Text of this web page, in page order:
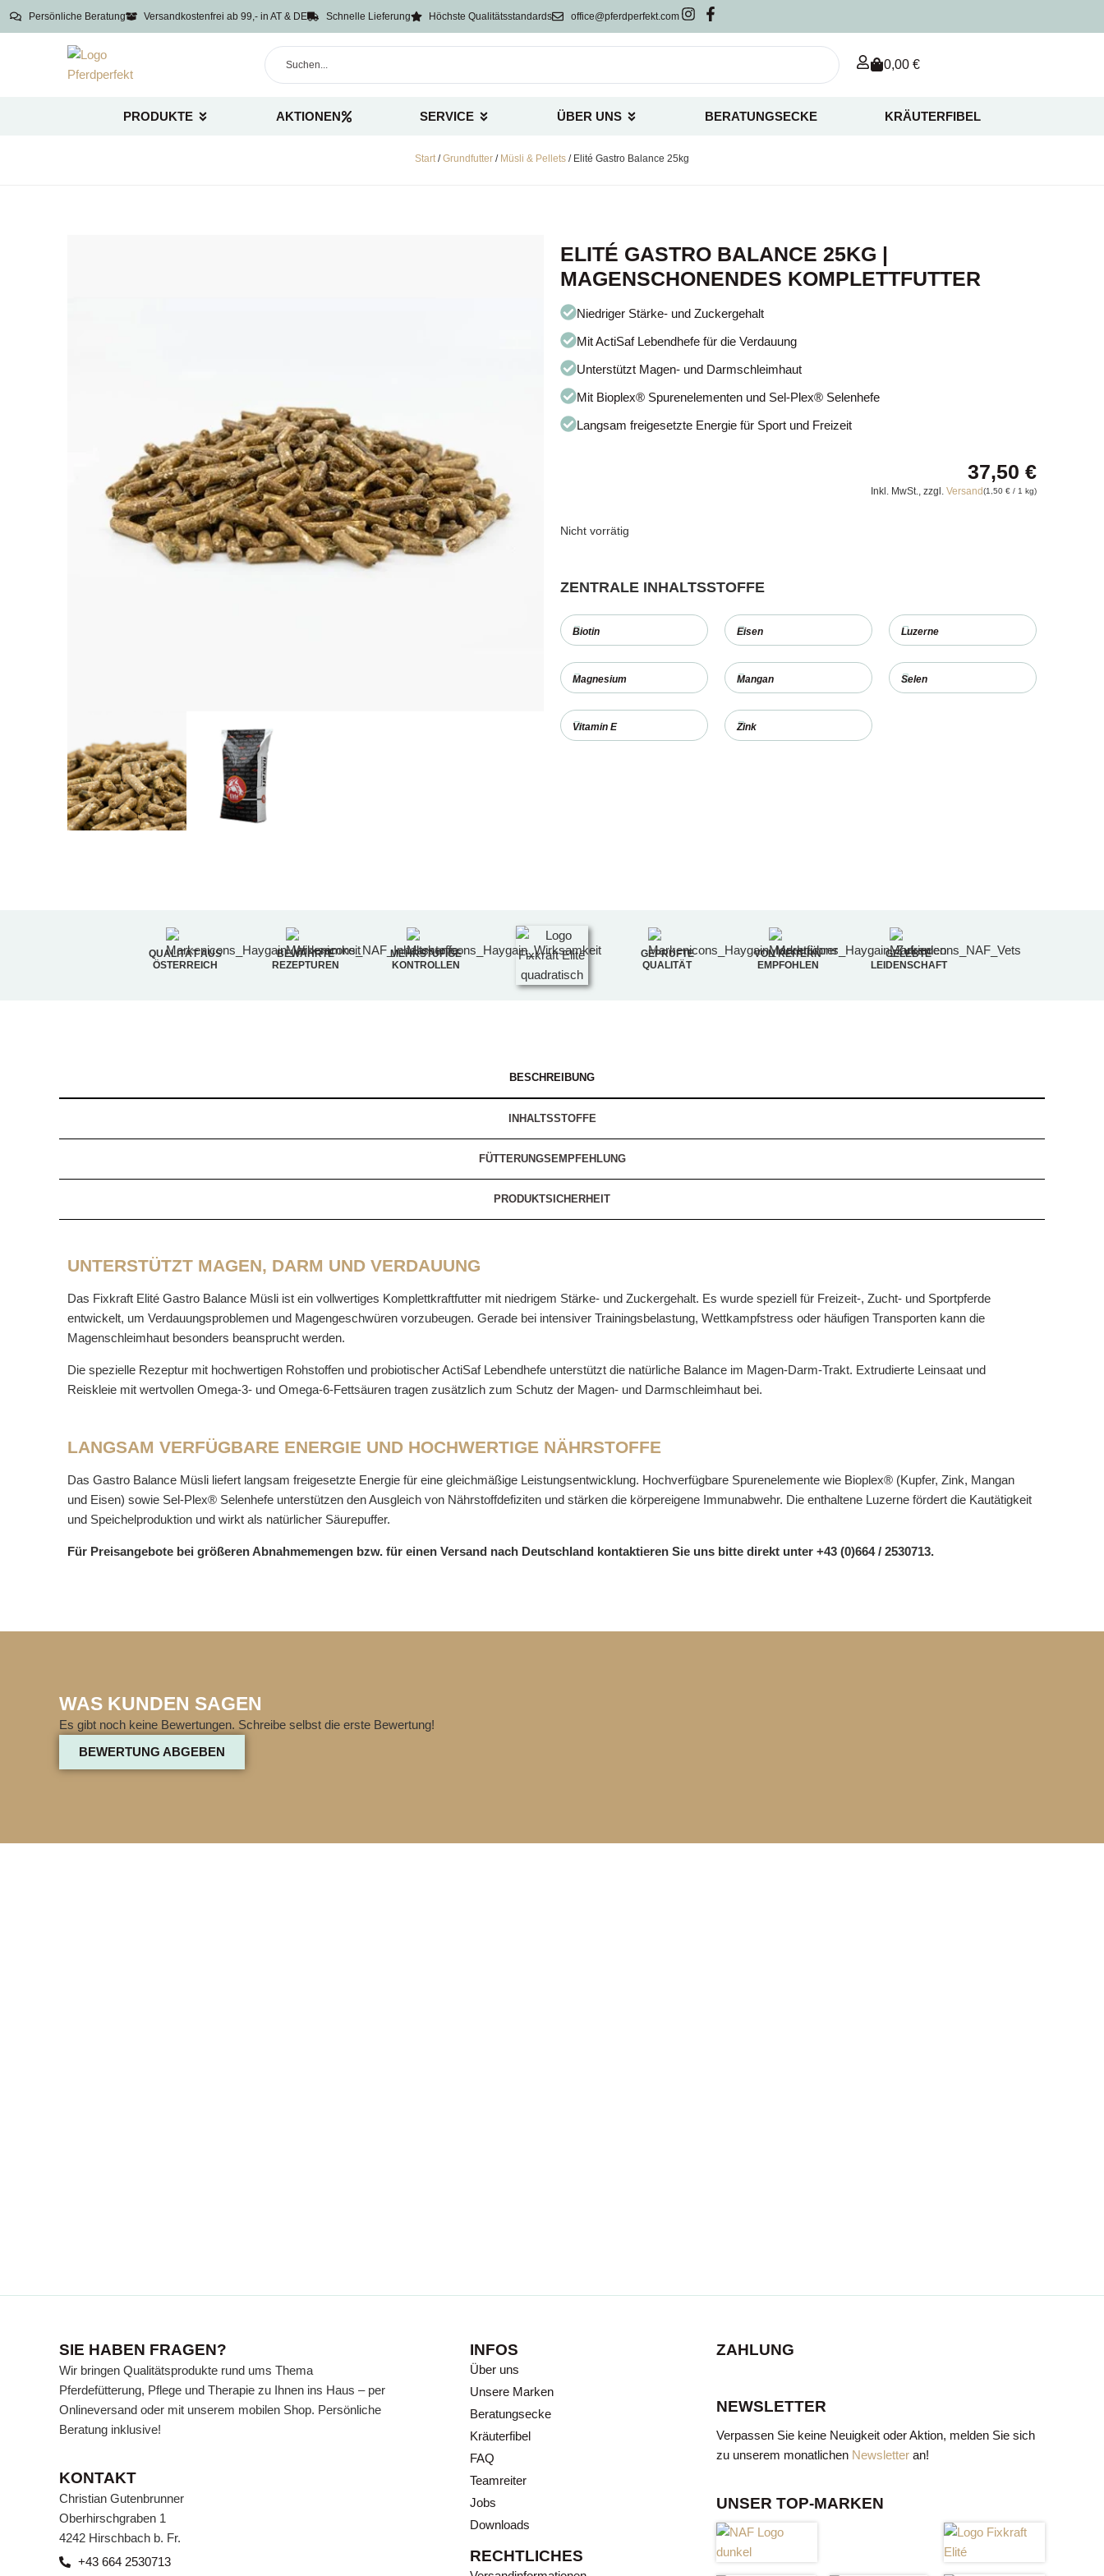
Persönliche Beratung Versandkostenfrei ab 99,- in AT & DE Schnelle Lieferung Höchste Qualitätsstandards office@pferdperfekt.com
0,00 €
PRODUKTE AKTIONEN SERVICE ÜBER UNS BERATUNGSECKE KRÄUTERFIBEL
Start /Grundfutter / Müsli & Pellets / Elité Gastro Balance 25kg
ELITÉ GASTRO BALANCE 25KG |
MAGENSCHONENDES KOMPLETTFUTTER
Niedriger Stärke- und Zuckergehalt
Mit ActiSaf Lebendhefe für die Verdauung
Unterstützt Magen- und Darmschleimhaut
Mit Bioplex® Spurenelementen und Sel-Plex® Selenhefe
Langsam freigesetzte Energie für Sport und Freizeit
37,50 €
Inkl. MwSt., zzgl. Versand(1,50 € / 1 kg)
Nicht vorrätig
ZENTRALE INHALTSSTOFFE
Biotin Eisen Luzerne
Magnesium Mangan Selen
Vitamin E Zink
QUALITÄT AUS
ÖSTERREICH
BEWÄHRTE
REZEPTUREN
MEHRSTUFIGE
KONTROLLEN
GEPRÜFTE
QUALITÄT
VON REITERN
EMPFOHLEN
GELEBTE
LEIDENSCHAFT
BESCHREIBUNG
INHALTSSTOFFE
FÜTTERUNGSEMPFEHLUNG
PRODUKTSICHERHEIT
UNTERSTÜTZT MAGEN, DARM UND VERDAUUNG
Das Fixkraft Elité Gastro Balance Müsli ist ein vollwertiges Komplettkraftfutter mit niedrigem Stärke- und Zuckergehalt. Es wurde speziell für Freizeit-, Zucht- und Sportpferde
entwickelt, um Verdauungsproblemen und Magengeschwüren vorzubeugen. Gerade bei intensiver Trainingsbelastung, Wettkampfstress oder häufigen Transporten kann die
Magenschleimhaut besonders beansprucht werden.
Die spezielle Rezeptur mit hochwertigen Rohstoffen und probiotischer ActiSaf Lebendhefe unterstützt die natürliche Balance im Magen-Darm-Trakt. Extrudierte Leinsaat und
Reiskleie mit wertvollen Omega-3- und Omega-6-Fettsäuren tragen zusätzlich zum Schutz der Magen- und Darmschleimhaut bei.
LANGSAM VERFÜGBARE ENERGIE UND HOCHWERTIGE NÄHRSTOFFE
Das Gastro Balance Müsli liefert langsam freigesetzte Energie für eine gleichmäßige Leistungsentwicklung. Hochverfügbare Spurenelemente wie Bioplex® (Kupfer, Zink, Mangan
und Eisen) sowie Sel-Plex® Selenhefe unterstützen den Ausgleich von Nährstoffdefiziten und stärken die körpereigene Immunabwehr. Die enthaltene Luzerne fördert die Kautätigkeit
und Speichelproduktion und wirkt als natürlicher Säurepuffer.
Für Preisangebote bei größeren Abnahmemengen bzw. für einen Versand nach Deutschland kontaktieren Sie uns bitte direkt unter +43 (0)664 / 2530713.
WAS KUNDEN SAGEN
Es gibt noch keine Bewertungen. Schreibe selbst die erste Bewertung!
BEWERTUNG ABGEBEN
WISSENSWERTES
Wissen, das Ihr Pferd gesund hält: Expertenwissen zu
verschiedenen Themen, verständlich erklärt, finden Sie in
SIE HABEN FRAGEN?
Wir bringen Qualitätsprodukte rund ums Thema
Pferdefütterung, Pflege und Therapie zu Ihnen ins Haus – per
Onlineversand oder mit unserem mobilen Shop. Persönliche
Beratung inklusive!
KONTAKT
Christian Gutenbrunner
Oberhirschgraben 1
4242 Hirschbach b. Fr.
+43 664 2530713
INFOS
Über uns
Unsere Marken
Beratungsecke
Kräuterfibel
FAQ
Teamreiter
Jobs
Downloads
RECHTLICHES
ZAHLUNG
NEWSLETTER
Verpassen Sie keine Neuigkeit oder Aktion, melden Sie sich
zu unserem monatlichen Newsletter an!
UNSER TOP-MARKEN